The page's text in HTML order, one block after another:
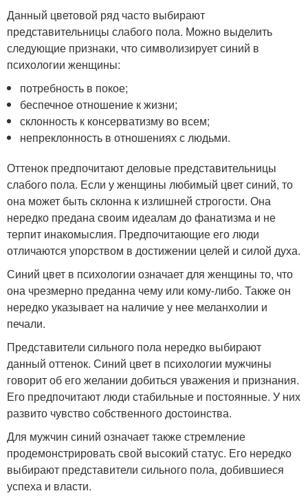
Данный цветовой ряд часто выбирают
представительницы слабого пола. Можно выделить
следующие признаки, что символизирует синий в
психологии женщины:
потребность в покое;
беспечное отношение к жизни;
склонность к консерватизму во всем;
непреклонность в отношениях с людьми.
Оттенок предпочитают деловые представительницы
слабого пола. Если у женщины любимый цвет синий, то
она может быть склонна к излишней строгости. Она
нередко предана своим идеалам до фанатизма и не
терпит инакомыслия. Предпочитающие его люди
отличаются упорством в достижении целей и силой духа.
Синий цвет в психологии означает для женщины то, что
она чрезмерно преданна чему или кому-либо. Также он
нередко указывает на наличие у нее меланхолии и
печали.
Представители сильного пола нередко выбирают
данный оттенок. Синий цвет в психологии мужчины
говорит об его желании добиться уважения и признания.
Его предпочитают люди стабильные и постоянные. У них
развито чувство собственного достоинства.
Для мужчин синий означает также стремление
продемонстрировать свой высокий статус. Его нередко
выбирают представители сильного пола, добившиеся
успеха и власти.